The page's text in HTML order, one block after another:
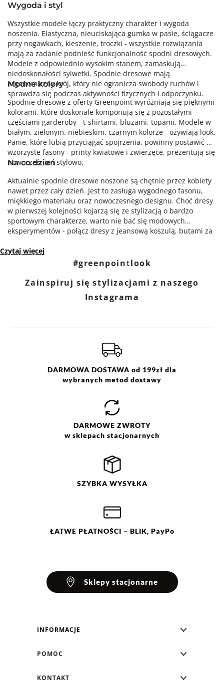
Wygoda i styl
Wszystkie modele łączy praktyczny charakter i wygoda
noszenia. Elastyczna, nieuciskająca gumka w pasie, ściągacze
przy nogawkach, kieszenie, troczki - wszystkie rozwiązania
mają za zadanie podnieść funkcjonalność spodni dresowych.
Modele z odpowiednio wysokim stanem, zamaskują
niedoskonałości sylwetki. Spodnie dresowe mają
ergonomiczny krój, który nie ogranicza swobody ruchów i
sprawdza się podczas aktywności fizycznych i odpoczynku.
Modne kolory
Spodnie dresowe z oferty Greenpoint wyróżniają się pięknymi
kolorami, które doskonale komponują się z pozostałymi
częściami garderoby - t-shirtami, bluzami, topami. Modele w
białym, zielonym, niebieskim, czarnym kolorze - ożywiają look.
Panie, które lubią przyciągać spojrzenia, powinny postawić na
wzorzyste fasony - printy kwiatowe i zwierzęce, prezentują się
nowocześnie i stylowo.
Na co dzień
Aktualnie spodnie dresowe noszone są chętnie przez kobiety
nawet przez cały dzień. Jest to zasługa wygodnego fasonu,
miękkiego materiału oraz nowoczesnego designu. Choć dresy
w pierwszej kolejności kojarzą się ze stylizacją o bardzo
sportowym charakterze, warto nie bać się modowych
eksperymentów - połącz dresy z jeansową koszulą, butami za
wybrać się na zakupy, spotkanie z przyjaciółmi czy spacer.
Czytaj więcej
#greenpointlook
Zainspiruj się stylizacjami z naszego
Instagrama
DARMOWA DOSTAWA od 199zł dla
wybranych metod dostawy
DARMOWE ZWROTY
w sklepach stacjonarnych
SZYBKA WYSYŁKA
ŁATWE PŁATNOŚCI – BLIK, PayPo
Sklepy stacjonarne
INFORMACJE
POMOC
KONTAKT